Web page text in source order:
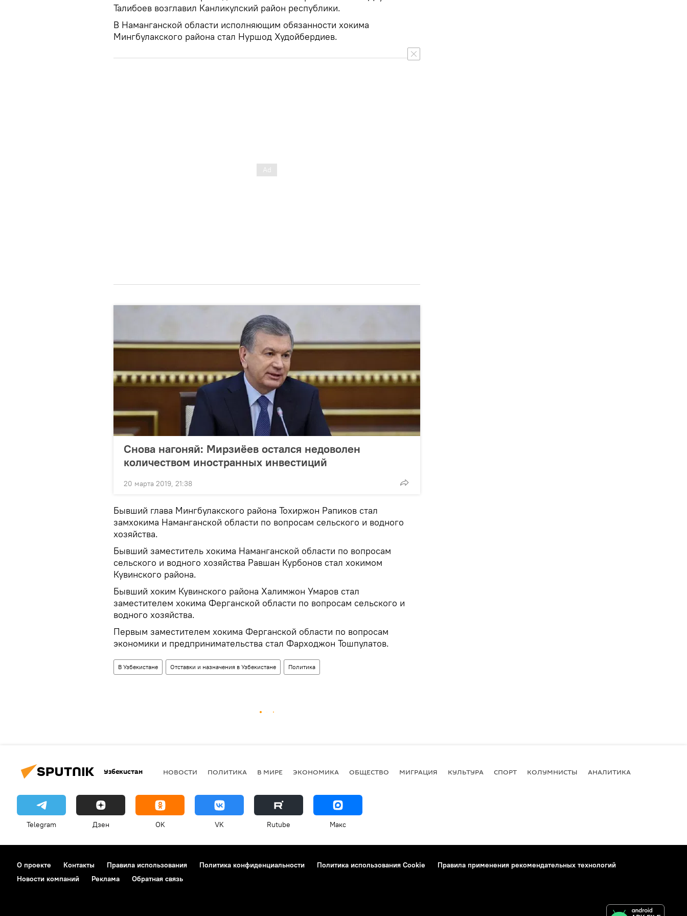
Талибоев возглавил Канликулский район республики.
В Наманганской области исполняющим обязанности хокима
Мингбулакского района стал Нуршод Худойбердиев.
Снова нагоняй: Мирзиёев остался недоволен
количеством иностранных инвестиций
20 марта 2019, 21:38
Бывший глава Мингбулакского района Тохиржон Рапиков стал
замхокима Наманганской области по вопросам сельского и водного
хозяйства.
Бывший заместитель хокима Наманганской области по вопросам
сельского и водного хозяйства Равшан Курбонов стал хокимом
Кувинского района.
Бывший хоким Кувинского района Халимжон Умаров стал
заместителем хокима Ферганской области по вопросам сельского и
водного хозяйства.
Первым заместителем хокима Ферганской области по вопросам
экономики и предпринимательства стал Фарходжон Тошпулатов.
В Узбекистане Отставки и назначения в Узбекистане Политика
Узбекистан НОВОСТИ ПОЛИТИКА В МИРЕ ЭКОНОМИКА ОБЩЕСТВО МИГРАЦИЯ КУЛЬТУРА СПОРТ КОЛУМНИСТЫ АНАЛИТИКА
Telegram Дзен OK VK Rutube Макс
О проекте Контакты Правила использования Политика конфиденциальности Политика использования Cookie
Правила применения рекомендательных технологий
Новости компаний
Реклама Обратная связь